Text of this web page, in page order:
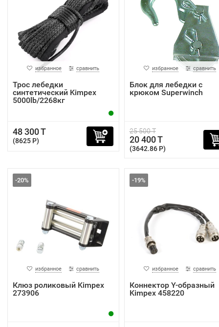
избранное сравнить
Трос лебедки
синтетический Kimpex
5000lb/2268кг
48 300 T
(8625 P)
избранное сравнить
Блок для лебедки с
крюком Superwinch
25 500 T
20 400 T
(3642.86 P)
-20%
избранное сравнить
Клюз роликовый Kimpex
273906
-19%
избранное сравнить
Коннектор Y-образный
Kimpex 458220